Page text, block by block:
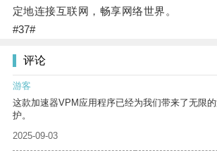
定地连接互联网，畅享网络世界。
#37#
评论
游客
这款加速器VPM应用程序已经为我们带来了无限
护。
2025-09-03